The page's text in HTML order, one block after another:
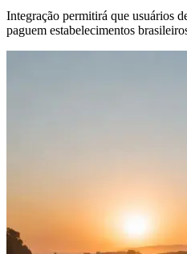
Integração permitirá que usuários
paguem estabelecimentos